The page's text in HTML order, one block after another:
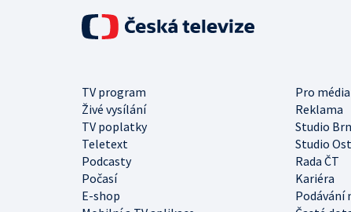
TV program
Pro média
Živé vysílání
Reklama
TV poplatky
Studio
Teletext
Studio
Podcasty
Rada ČT
Počasí
Kariéra
E-shop
Podávání